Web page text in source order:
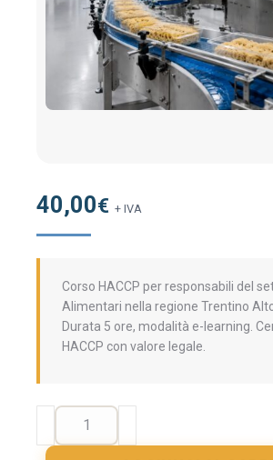
40,00€ + IVA
Corso HACCP per responsabili del
Alimentari nella regione Trentino
Durata 5 ore, modalità e-learning.
HACCP con valore legale.
Formazione
per